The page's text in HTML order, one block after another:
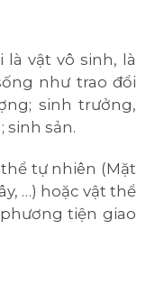
là vật vô sinh, là
như trao đổi
sinh trưởng,
sinh sản.
tự nhiên (Mặt
…) hoặc vật thể
tiện giao